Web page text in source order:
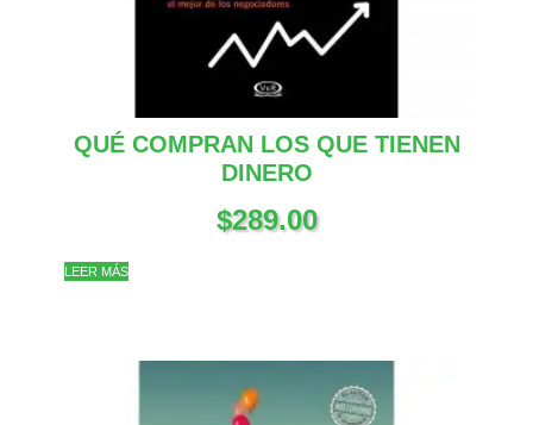
QUÉ COMPRAN LOS QUE TIENEN
DINERO
$289.00
LEER MÁS